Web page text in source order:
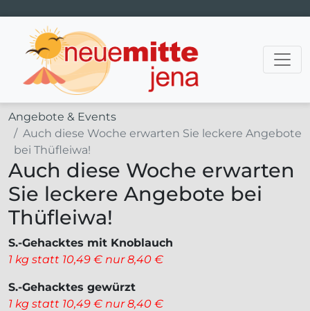
Hauptnavigation
Angebote & Events
Auch diese Woche erwarten Sie leckere Angebote
bei Thüfleiwa!
Auch diese Woche erwarten
Sie leckere Angebote bei
Thüfleiwa!
S.-Gehacktes mit Knoblauch
1 kg statt 10,49 € nur 8,40 €
S.-Gehacktes gewürzt
1 kg statt 10,49 € nur 8,40 €